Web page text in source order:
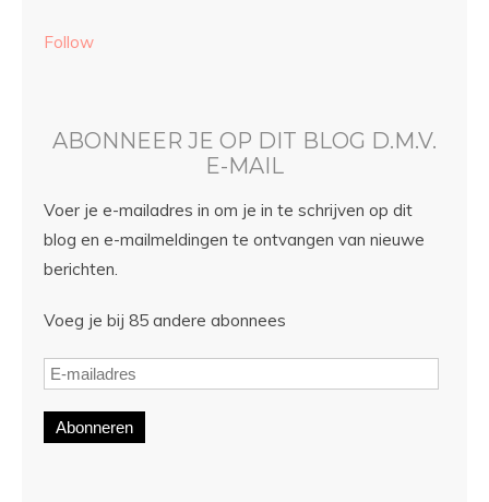
Follow
ABONNEER JE OP DIT BLOG D.M.V.
E-MAIL
Voer je e-mailadres in om je in te schrijven op dit
blog en e-mailmeldingen te ontvangen van nieuwe
berichten.
Voeg je bij 85 andere abonnees
Abonneren